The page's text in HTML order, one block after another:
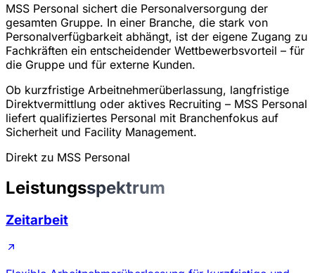
MSS Personal sichert die Personalversorgung der
gesamten Gruppe. In einer Branche, die stark von
Personalverfügbarkeit abhängt, ist der eigene Zugang zu
Fachkräften ein entscheidender Wettbewerbsvorteil – für
die Gruppe und für externe Kunden.
Ob kurzfristige Arbeitnehmerüberlassung, langfristige
Direktvermittlung oder aktives Recruiting – MSS Personal
liefert qualifiziertes Personal mit Branchenfokus auf
Sicherheit und Facility Management.
Direkt zu MSS Personal
Leistungsspektrum
Zeitarbeit